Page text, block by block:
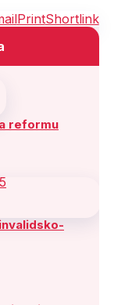
PrintShortlink
reformu